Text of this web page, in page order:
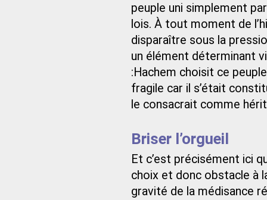
peuple uni simplement
lois. À tout moment de
disparaître sous la
un élément déterminant
:Hachem choisit ce
fragile car il s’était
le consacrait comme
Briser l’orgueil
Et c’est précisément ici
choix et donc obstacle à
gravité de la médisance